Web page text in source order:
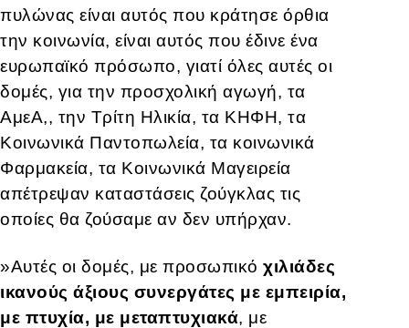
πυλώνας είναι αυτός που κράτησε όρθια
την κοινωνία, είναι αυτός που έδινε ένα
ευρωπαϊκό πρόσωπο, γιατί όλες αυτές οι
δομές, για την προσχολική αγωγή, τα
ΑμεΑ,, την Τρίτη Ηλικία, τα ΚΗΦΗ, τα
Κοινωνικά Παντοπωλεία, τα κοινωνικά
Φαρμακεία, τα Κοινωνικά Μαγειρεία
απέτρεψαν καταστάσεις ζούγκλας τις
οποίες θα ζούσαμε αν δεν υπήρχαν.
»Αυτές οι δομές, με προσωπικό χιλιάδες
ικανούς άξιους συνεργάτες με εμπειρία,
με πτυχία, με μεταπτυχιακά, με